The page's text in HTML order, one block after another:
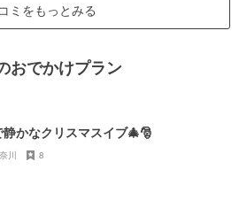
ミをもっとみる
おでかけプラン
かなクリスマスイブ🎄🎅
川 8